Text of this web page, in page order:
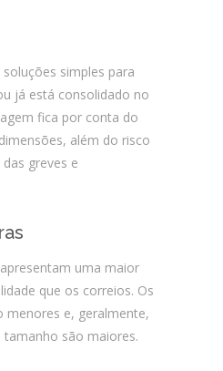
simples para
já está consolidado no
fica por conta do
além do risco
greves e
uma maior
que os correios. Os
menores e, geralmente,
são maiores.